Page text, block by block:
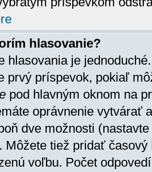
hlasovanie?
hlasovania je
prvý príspevok, pokiaľ
pod hlavným oknom na
oprávnenie vytvárať
dve možnosti
Môžete tiež pridať
voľbu. Počet